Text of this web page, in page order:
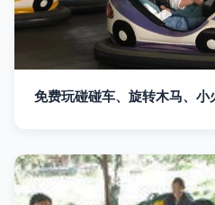
免费玩碰碰车、旋转木马、